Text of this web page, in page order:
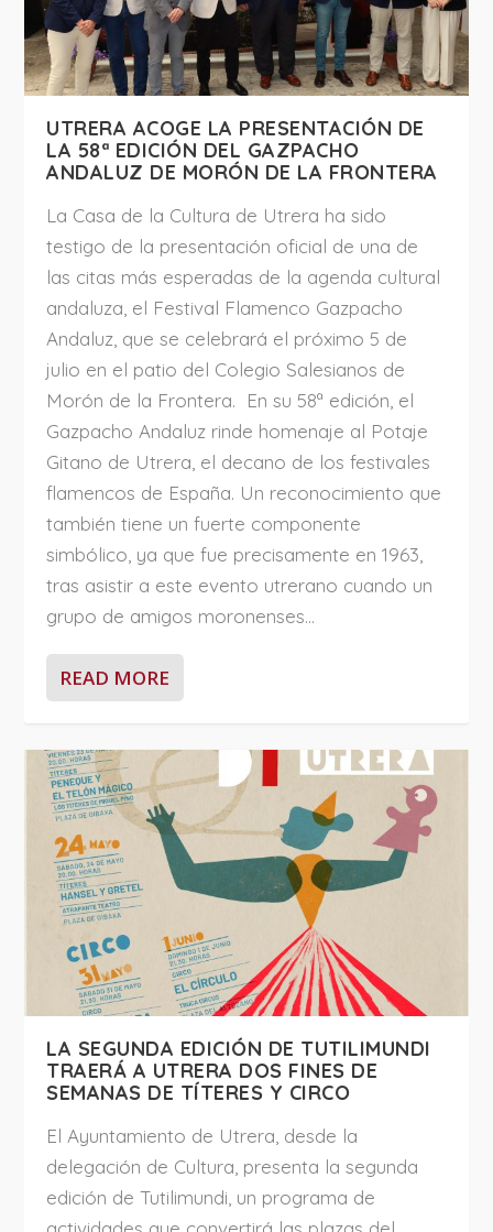
UTRERA ACOGE LA PRESENTACIÓN DE
LA 58ª EDICIÓN DEL GAZPACHO
ANDALUZ DE MORÓN DE LA FRONTERA
La Casa de la Cultura de Utrera ha sido
testigo de la presentación oficial de una de
las citas más esperadas de la agenda cultural
andaluza, el Festival Flamenco Gazpacho
Andaluz, que se celebrará el próximo 5 de
julio en el patio del Colegio Salesianos de
Morón de la Frontera. En su 58ª edición, el
Gazpacho Andaluz rinde homenaje al Potaje
Gitano de Utrera, el decano de los festivales
flamencos de España. Un reconocimiento que
también tiene un fuerte componente
simbólico, ya que fue precisamente en 1963,
tras asistir a este evento utrerano cuando un
grupo de amigos moronenses...
READ MORE
LA SEGUNDA EDICIÓN DE TUTILIMUNDI
TRAERÁ A UTRERA DOS FINES DE
SEMANAS DE TÍTERES Y CIRCO
El Ayuntamiento de Utrera, desde la
delegación de Cultura, presenta la segunda
edición de Tutilimundi, un programa de